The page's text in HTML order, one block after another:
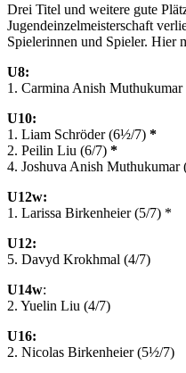
Drei Titel und weitere gute
Jugendeinzelmeisterschaft
Spielerinnen und Spieler. Hier
U8:
1. Carmina Anish
U10:
1. Liam Schröder (6½/7) *
2. Peilin Liu (6/7) *
4. Joshuva Anish Muthukumar
U12w:
1. Larissa Birkenheier (5/7) *
U12:
5. Davyd Krokhmal (4/7)
U14w:
2. Yuelin Liu (4/7)
U16:
2. Nicolas Birkenheier (5½/7)